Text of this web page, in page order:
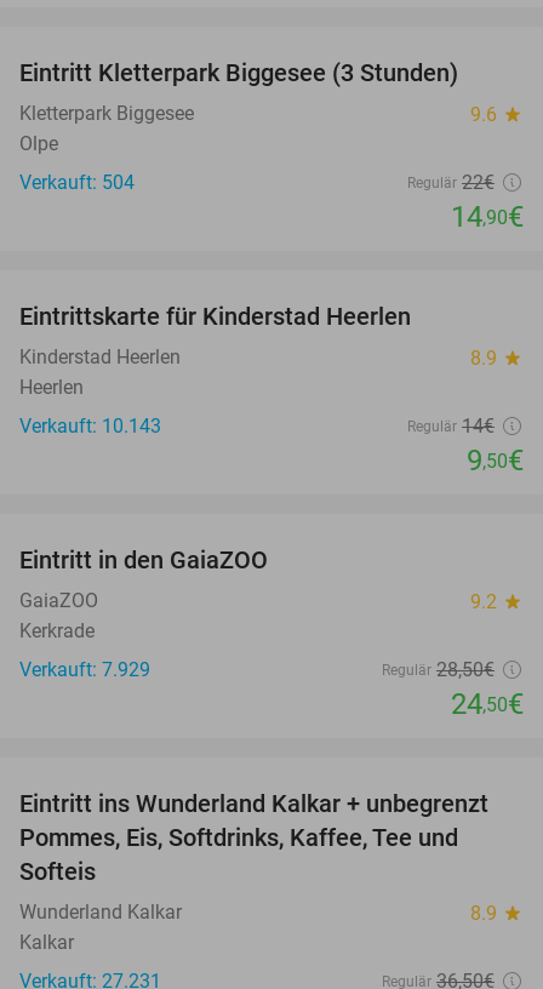
Eintritt Kletterpark Biggesee (3 Stunden)
Kletterpark Biggesee 9.6 star
Olpe
Verkauft: 504
Regulär 22€
14,90€
Eintrittskarte für Kinderstad Heerlen
Kinderstad Heerlen 8.9 star
Heerlen
Verkauft: 10.143
Regulär 14€
9,50€
Eintritt in den GaiaZOO
GaiaZOO 9.2 star
Kerkrade
Verkauft: 7.929
Regulär 28,50€
24,50€
32%
Eintritt ins Wunderland Kalkar + unbegrenzt
Pommes, Eis, Softdrinks, Kaffee, Tee und
Softeis
Wunderland Kalkar 8.9 star
Kalkar
Verkauft: 27.231
Regulär 36,50€